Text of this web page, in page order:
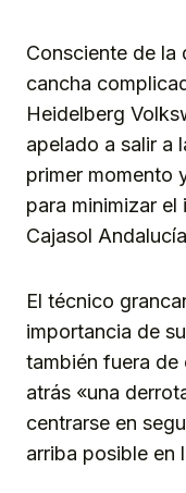
Consciente de la
cancha
Heidelberg
apelado a salir a
primer momento
para minimizar
Cajasol
El técnico
importancia de
también fuera de
atrás «una
centrarse en
arriba posible en